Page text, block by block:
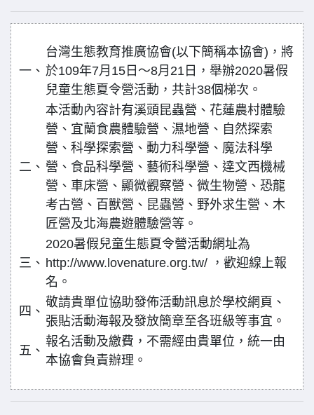
一、
台灣生態教育推廣協會(以下簡稱本協會)，將
於109年7月15日～8月21日，舉辦2020暑假
兒童生態夏令營活動，共計38個梯次。
二、
本活動內容計有溪頭昆蟲營、花蓮農村體驗
營、宜蘭食農體驗營、濕地營、自然探索
營、科學探索營、動力科學營、魔法科學
營、食品科學營、藝術科學營、達文西機械
營、車床營、顯微觀察營、微生物營、恐龍
考古營、百獸營、昆蟲營、野外求生營、木
匠營及北海農遊體驗營等。
三、
2020暑假兒童生態夏令營活動網址為
http://www.lovenature.org.tw/ ，歡迎線上報
名。
四、
敬請貴單位協助發佈活動訊息於學校網頁、
張貼活動海報及發放簡章至各班級等事宜。
五、
報名活動及繳費，不需經由貴單位，統一由
本協會負責辦理。